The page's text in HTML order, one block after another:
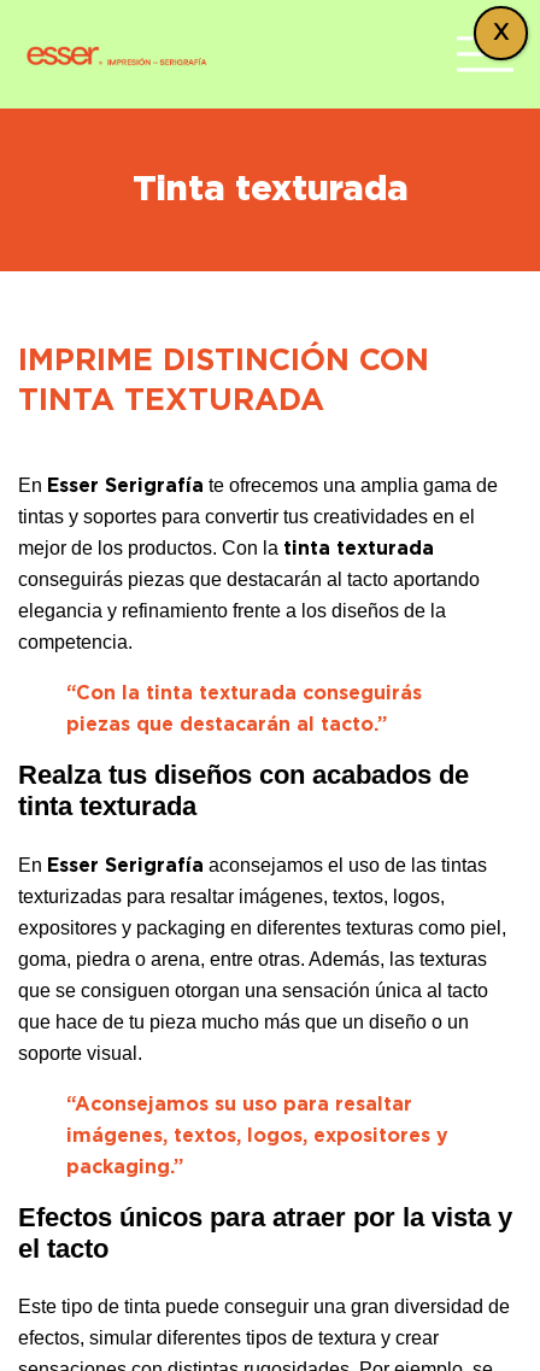
Tinta texturada
IMPRIME DISTINCIÓN CON
TINTA TEXTURADA
En Esser Serigrafía te ofrecemos una amplia gama de
tintas y soportes para convertir tus creatividades en el
mejor de los productos. Con la tinta texturada
conseguirás piezas que destacarán al tacto aportando
elegancia y refinamiento frente a los diseños de la
competencia.
“Con la tinta texturada conseguirás
piezas que destacarán al tacto.”
Realza tus diseños con acabados de
tinta texturada
En Esser Serigrafía aconsejamos el uso de las tintas
texturizadas para resaltar imágenes, textos, logos,
expositores y packaging en diferentes texturas como piel,
goma, piedra o arena, entre otras. Además, las texturas
que se consiguen otorgan una sensación única al tacto
que hace de tu pieza mucho más que un diseño o un
soporte visual.
“Aconsejamos su uso para resaltar
imágenes, textos, logos, expositores y
packaging.”
Efectos únicos para atraer por la vista y
el tacto
Este tipo de tinta puede conseguir una gran diversidad de
efectos, simular diferentes tipos de textura y crear
X